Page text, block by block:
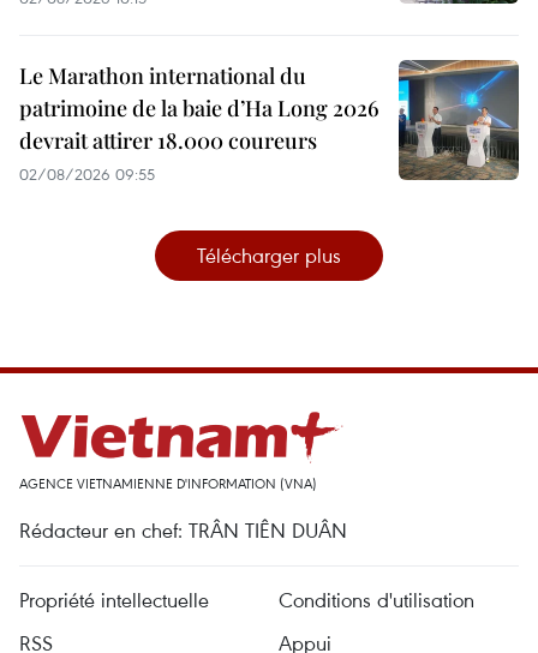
Le Marathon international du
patrimoine de la baie d’Ha Long 2026
devrait attirer 18.000 coureurs
02/08/2026 09:55
Télécharger plus
AGENCE VIETNAMIENNE D'INFORMATION (VNA)
Rédacteur en chef: TRÂN TIÊN DUÂN
Propriété intellectuelle
Conditions d'utilisation
RSS
Appui